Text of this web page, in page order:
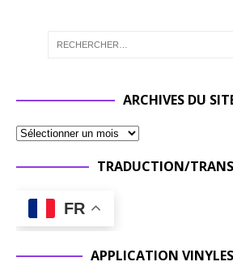
ARCHIVES DU
TRADUCTION/
FR
APPLICATION